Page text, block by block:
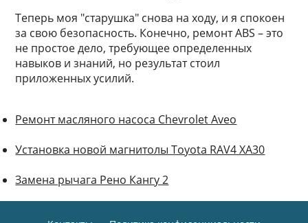
Теперь моя "старушка" снова на ходу, и я спокоен
за свою безопасность. Конечно, ремонт ABS – это
не простое дело, требующее определенных
навыков и знаний, но результат стоил
приложенных усилий.
Ремонт масляного насоса Chevrolet Aveo
Установка новой магнитолы Toyota RAV4 XA30
Замена рычага Рено Кангу 2